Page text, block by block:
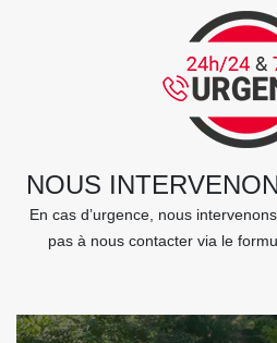
NOUS
En cas d’urgence, nous
pas à nous contacter via le